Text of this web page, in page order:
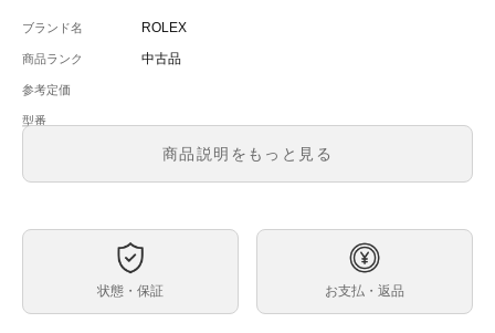
ブランド名 ROLEX
商品ランク 中古品
参考定価
型番
メンズ
文字盤
ケース素材
商品説明をもっと見る
状態・保証 お支払・返品